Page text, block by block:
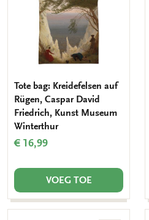
Tote bag: Kreidefelsen auf
Rügen, Caspar David
Friedrich, Kunst Museum
Winterthur
€ 16,99
VOEG TOE